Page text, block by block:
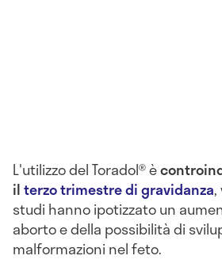
L'utilizzo del Toradol® è
ilterzo trimestre di gravidanza
studi hanno ipotizzato un
aborto e della possibilità di
malformazioni nel feto.